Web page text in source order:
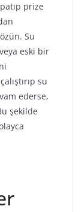
prize
Su
eski bir
su
ederse,
şekilde